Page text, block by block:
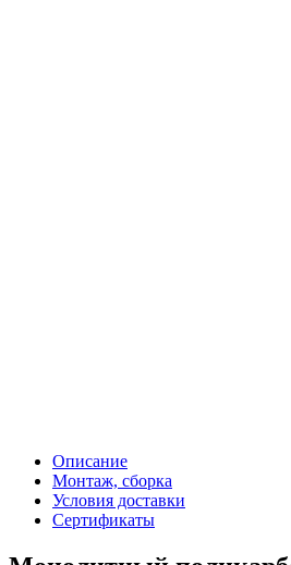
Описание
Монтаж, сборка
Условия доставки
Сертификаты